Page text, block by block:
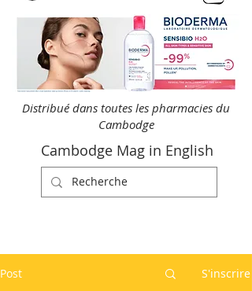
Distribué dans toutes les pharmacies du
Cambodge
Cambodge Mag in English
Post S'inscrire